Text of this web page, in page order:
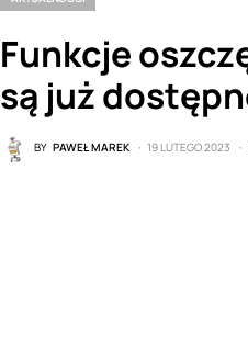
Funkcje
są już
BY PAWEŁ MAREK 19 LUTEGO 2023